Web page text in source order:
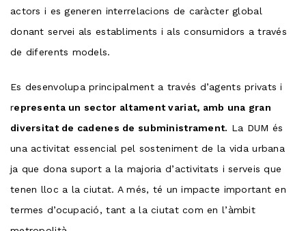
actors i es generen interrelacions de caràcter global
donant servei als establiments i als consumidors a través
de diferents models.
Es desenvolupa principalment a través d’agents privats i
representa un sector altament variat, amb una gran
diversitat de cadenes de subministrament. La DUM és
una activitat essencial pel sosteniment de la vida urbana
ja que dona suport a la majoria d’activitats i serveis que
tenen lloc a la ciutat. A més, té un impacte important en
termes d’ocupació, tant a la ciutat com en l’àmbit